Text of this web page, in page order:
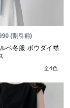
(割引前)
ベ冬服 ボウダイ襟
全4色